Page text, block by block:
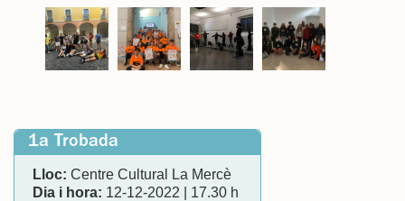
1a Trobada
Lloc: Centre Cultural La Mercè
Dia i hora: 12-12-2022 | 17.30 h